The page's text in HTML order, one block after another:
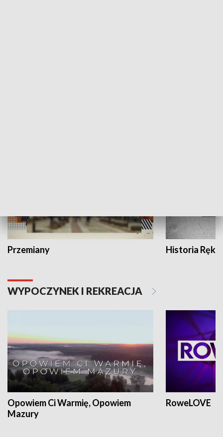
Przemiany Historia Ręką
WYPOCZYNEK I REKREACJA
Opowiem Ci Warmię, Opowiem
Mazury
RoweLOVE